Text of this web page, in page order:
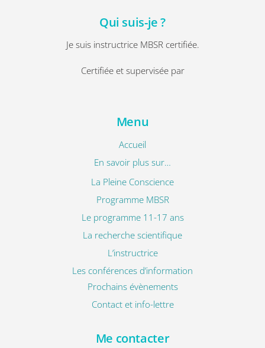
Top
Qui suis-je ?
Je suis instructrice MBSR certifiée.
Certifiée et supervisée par
Menu
Accueil
En savoir plus sur…
La Pleine Conscience
Programme MBSR
Le programme 11-17 ans
La recherche scientifique
L’instructrice
Les conférences d’information
Prochains évènements
Contact et info-lettre
Me contacter